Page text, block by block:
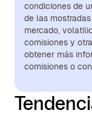
condiciones de
de las
mercado,
comisiones y
obtener más
comisiones o